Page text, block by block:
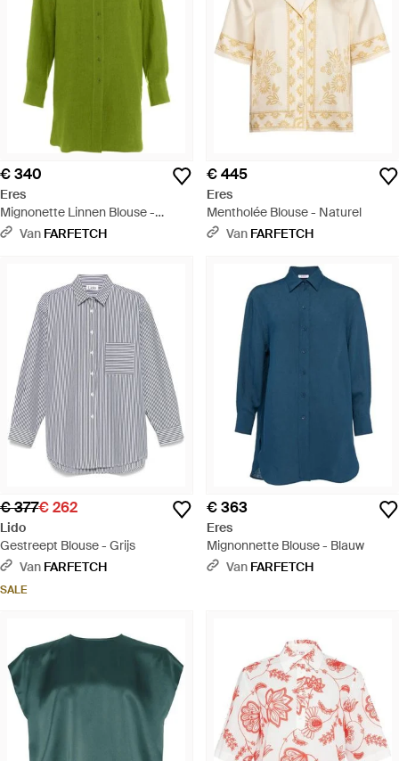
€ 340
Eres
Mignonette Linnen Blouse -
Groen
Van FARFETCH
€ 445
Eres
Mentholée Blouse - Naturel
Van FARFETCH
€ 377€ 262
Lido
Gestreept Blouse - Grijs
Van FARFETCH
SALE
€ 363
Eres
Mignonnette Blouse - Blauw
Van FARFETCH